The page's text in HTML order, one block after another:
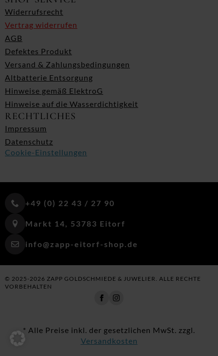
Widerrufsrecht
Vertrag widerrufen
AGB
Defektes Produkt
Versand & Zahlungsbedingungen
Altbatterie Entsorgung
Hinweise gemäß ElektroG
Hinweise auf die Wasserdichtigkeit
RECHTLICHES
Impressum
Datenschutz
Cookie-Einstellungen
+49 (0) 22 43 / 27 90
Markt 14, 53783 Eitorf
info@zapp-eitorf-shop.de
© 2025-2026 ZAPP GOLDSCHMIEDE & JUWELIER. ALLE RECHTE
VORBEHALTEN
* Alle Preise inkl. der gesetzlichen MwSt. zzgl.
Versandkosten